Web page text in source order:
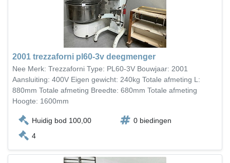
2001 trezzaforni pl60-3v deegmenger
Nee Merk: Trezzaforni Type: PL60-3V Bouwjaar: 2001
Aansluiting: 400V Eigen gewicht: 240kg Totale afmeting L:
880mm Totale afmeting Breedte: 680mm Totale afmeting
Hoogte: 1600mm
Huidig bod 100,00
0 biedingen
4